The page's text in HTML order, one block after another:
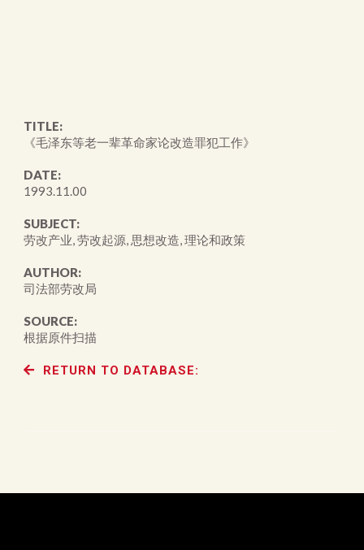
TITLE:
《毛泽东等老一辈革命家论改造罪犯工作》
DATE:
1993.11.00
SUBJECT:
劳改产业, 劳改起源, 思想改造, 理论和政策
AUTHOR:
司法部劳改局
SOURCE:
根据原件扫描
RETURN TO DATABASE: